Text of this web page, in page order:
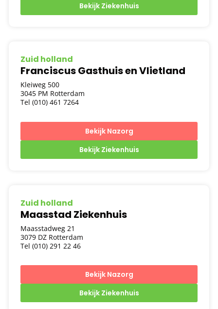
Bekijk Ziekenhuis
Zuid holland
Franciscus Gasthuis en Vlietland
Kleiweg 500
3045 PM Rotterdam
Tel (010) 461 7264
Bekijk Nazorg
Bekijk Ziekenhuis
Zuid holland
Maasstad Ziekenhuis
Maasstadweg 21
3079 DZ Rotterdam
Tel (010) 291 22 46
Bekijk Nazorg
Bekijk Ziekenhuis